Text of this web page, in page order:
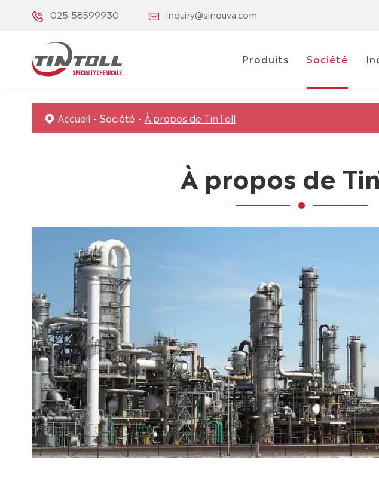
025-58599930 inquiry@sinouva.com
Produits Société
Accueil Société À propos de TinToll
À propos de